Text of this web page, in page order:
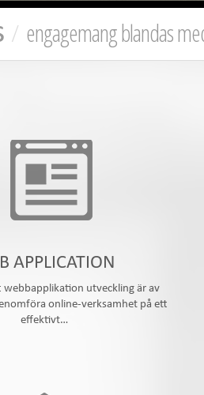
engagemang blandas
APPLICATION
webbapplikation utveckling är av
online-verksamhet på ett
effektivt…